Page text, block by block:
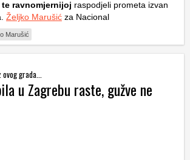
ravnomjernijoj raspodjeli prometa izvan
Željko Marušić za Nacional
Marušić
grada...
u Zagrebu raste, gužve ne